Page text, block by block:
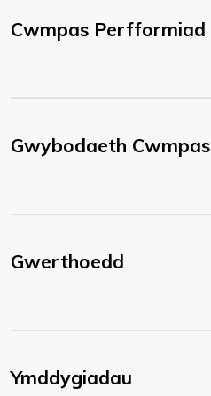
Cwmpas Perfformiad
Gwybodaeth Cwmpas
Gwerthoedd
Ymddygiadau